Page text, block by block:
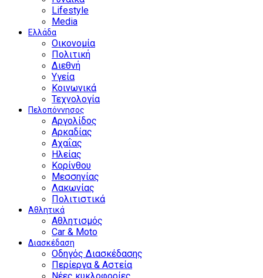
Lifestyle
Media
Ελλάδα
Οικονομία
Πολιτική
Διεθνή
Υγεία
Κοινωνικά
Τεχνολογία
Πελοπόννησος
Αργολίδος
Αρκαδίας
Αχαΐας
Ηλείας
Κορίνθου
Μεσσηνίας
Λακωνίας
Πολιτιστικά
Αθλητικά
Αθλητισμός
Car & Moto
Διασκέδαση
Οδηγός Διασκέδασης
Περίεργα & Αστεία